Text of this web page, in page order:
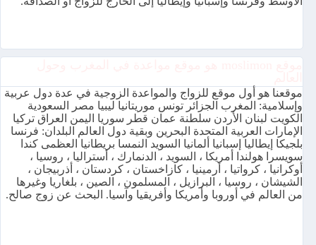
موقعنا هو أول موقع للزواج والمواعدة الزوجية في عدة دول عربية
وإسلامية: المغرب الجزائر تونس موريتانيا ليبيا مصر السعودية
الكويت لبنان الأردن سلطنة عمان قطر سوريا اليمن العراق تركيا
الإمارات العربية المتحدة البحرين وبقية دول العالم البلدان: فرنسا
بلجيكا إيطاليا إسبانيا ألمانيا السويد النمسا بريطانيا العظمى كندا
سويسرا هولندا أمريكا ، السويد ، الدنمارك ، أستراليا ، روسيا ،
أوكرانيا ، كرواتيا ، أرمينيا ، كازاخستان ، كردستان ، أذربيجان ،
الشيشان ، روسيا ، البرازيل ، المسلمون ، الصين ، بلغاريا وغيرها
من العالم في أوروبا وأمريكا وأفريقيا وآسيا. البحث عن زوج صالح.